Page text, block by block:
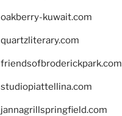
oakberry-kuwait.com
quartzliterary.com
friendsofbroderickpark.com
studiopiattellina.com
jannagrillspringfield.com